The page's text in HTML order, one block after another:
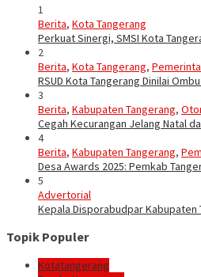
1
Berita, Kota Tangerang
Perkuat Sinergi, SMSI Kota
2
Berita, Kota Tangerang,
RSUD Kota Tangerang Dinilai
3
Berita, Kabupaten Tangerang,
Cegah Kecurangan Jelang Natal
4
Berita, Kabupaten Tangerang,
Desa Awards 2025: Pemkab
5
Advertorial
Kepala Disporabudpar
Topik Populer
Kotatangerang